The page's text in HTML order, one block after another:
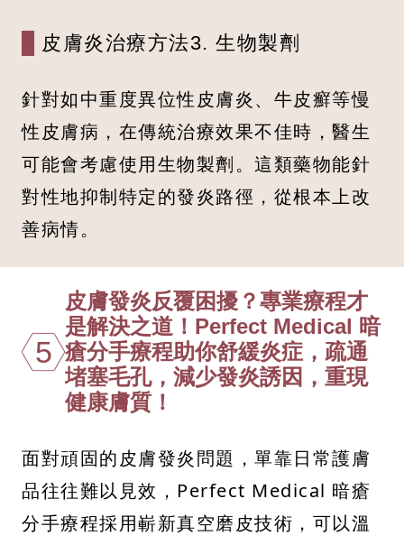
皮膚炎治療方法3. 生物製劑
針對如中重度異位性皮膚炎、牛皮癬等慢
性皮膚病，在傳統治療效果不佳時，醫生
可能會考慮使用生物製劑。這類藥物能針
對性地抑制特定的發炎路徑，從根本上改
善病情。
5
皮膚發炎反覆困擾？專業療程才
是解決之道！Perfect Medical 暗
瘡分手療程助你舒緩炎症，疏通
堵塞毛孔，減少發炎誘因，重現
健康膚質！
面對頑固的皮膚發炎問題，單靠日常護膚
品往往難以見效，Perfect Medical 暗瘡
分手療程採用嶄新真空磨皮技術，可以溫